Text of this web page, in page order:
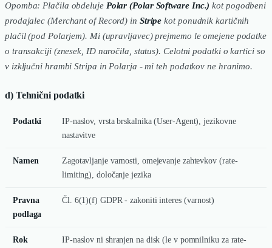
Opomba: Plačila obdeluje Polar (Polar Software Inc.) kot pogodbeni
prodajalec (Merchant of Record) in Stripe kot ponudnik kartičnih
plačil (pod Polarjem). Mi (upravljavec) prejmemo le omejene podatke
o transakciji (znesek, ID naročila, status). Celotni podatki o kartici so
v izključni hrambi Stripa in Polarja - mi teh podatkov ne hranimo.
d) Tehnični podatki
Podatki
IP-naslov, vrsta brskalnika (User-Agent), jezikovne
nastavitve
Namen
Zagotavljanje varnosti, omejevanje zahtevkov (rate-
limiting), določanje jezika
Pravna
podlaga
Čl. 6(1)(f) GDPR - zakoniti interes (varnost)
Rok
IP-naslov ni shranjen na disk (le v pomnilniku za rate-